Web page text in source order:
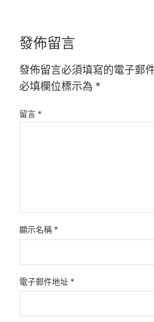
發佈留言
發佈留言必須填寫的電子郵
必填欄位標示為 *
留言 *
顯示名稱 *
電子郵件地址 *